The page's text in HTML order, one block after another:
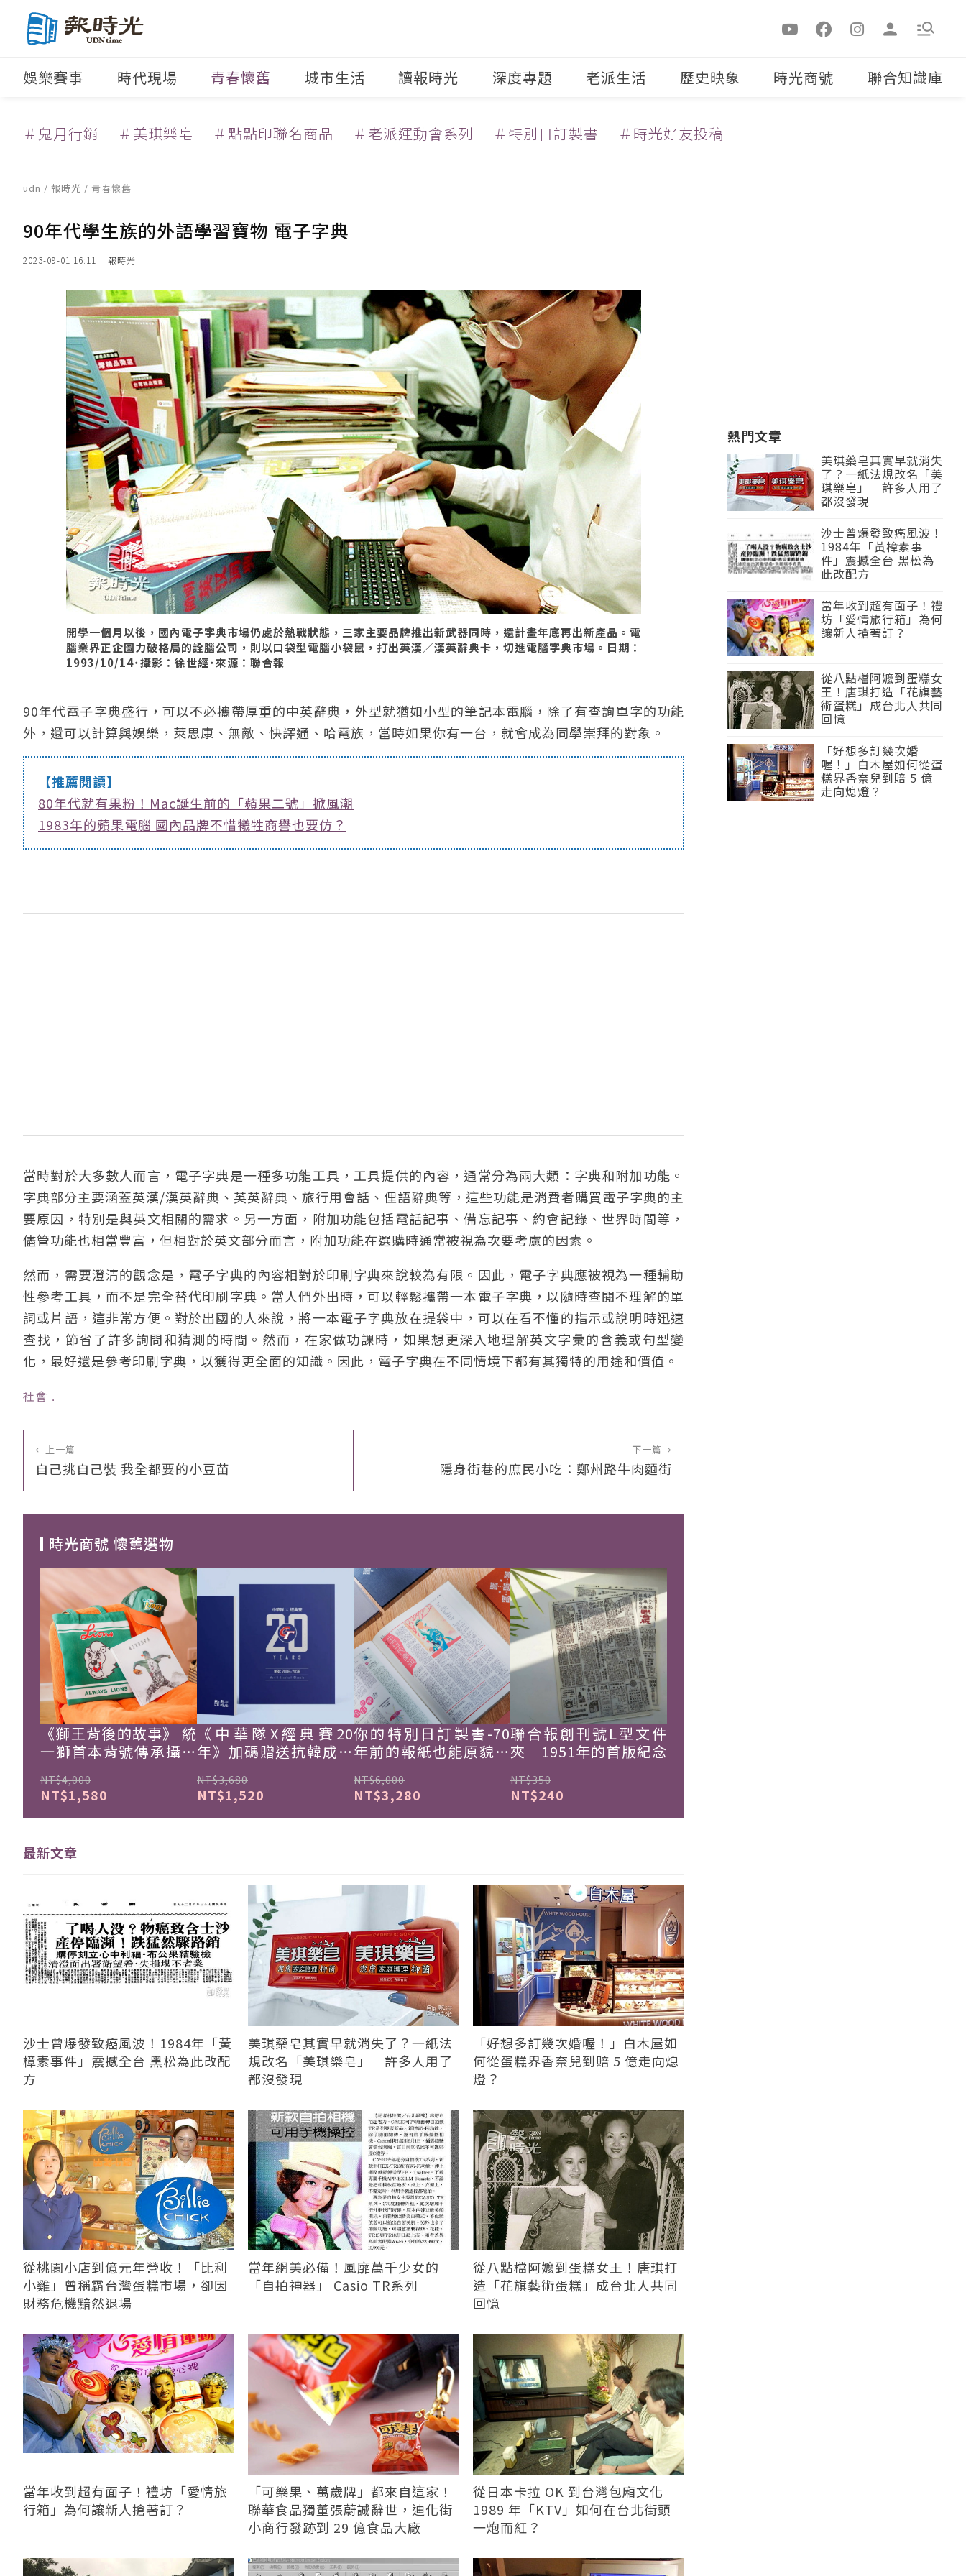
娛樂賽事 時代現場 青春懷舊 城市生活 讀報時光 深度專題 老派生活 歷史映象 時光商號 聯合知識庫
＃鬼月行銷 ＃美琪樂皂 ＃點點印聯名商品 ＃老派運動會系列 ＃特別日訂製書 ＃時光好友投稿
udn / 報時光 / 青春懷舊
90年代學生族的外語學習寶物 電子字典
2023-09-01 16:11 報時光
開學一個月以後，國內電子字典市場仍處於熱戰狀態，三家主要品牌推出新武器同時，還計畫年底再出新產品。電
腦業界正企圖力破格局的詮腦公司，則以口袋型電腦小袋鼠，打出英漢╱漢英辭典卡，切進電腦字典市場。日期：
1993/10/14˙攝影：徐世經˙來源：聯合報
90年代電子字典盛行，可以不必攜帶厚重的中英辭典，外型就猶如小型的筆記本電腦，除了有查詢單字的功能
外，還可以計算與娛樂，萊思康、無敵、快譯通、哈電族，當時如果你有一台，就會成為同學崇拜的對象。
【推薦閱讀】
80年代就有果粉！Mac誕生前的「蘋果二號」掀風潮
1983年的蘋果電腦 國內品牌不惜犧牲商譽也要仿？
當時對於大多數人而言，電子字典是一種多功能工具，工具提供的內容，通常分為兩大類：字典和附加功能。
字典部分主要涵蓋英漢/漢英辭典、英英辭典、旅行用會話、俚語辭典等，這些功能是消費者購買電子字典的主
要原因，特別是與英文相關的需求。另一方面，附加功能包括電話記事、備忘記事、約會記錄、世界時間等，
儘管功能也相當豐富，但相對於英文部分而言，附加功能在選購時通常被視為次要考慮的因素。
然而，需要澄清的觀念是，電子字典的內容相對於印刷字典來說較為有限。因此，電子字典應被視為一種輔助
性參考工具，而不是完全替代印刷字典。當人們外出時，可以輕鬆攜帶一本電子字典，以隨時查閱不理解的單
詞或片語，這非常方便。對於出國的人來說，將一本電子字典放在提袋中，可以在看不懂的指示或說明時迅速
查找，節省了許多詢問和猜測的時間。然而，在家做功課時，如果想更深入地理解英文字彙的含義或句型變
化，最好還是參考印刷字典，以獲得更全面的知識。因此，電子字典在不同情境下都有其獨特的用途和價值。
社會 ﹒
←上一篇
自己挑自己裝 我全都要的小豆苗
下一篇→
隱身街巷的庶民小吃：鄭州路牛肉麵街
時光商號 懷舊選物
《獅王背後的故事》 統
一獅首本背號傳承攝影
NT$4,000
NT$1,580
《中華隊X經典賽20
年》加碼贈送抗韓成功
NT$3,680
NT$1,520
你的特別日訂製書-70
年前的報紙也能原貌重
NT$6,000
NT$3,280
聯合報創刊號L型文件
夾｜1951年的首版紀念
NT$350
NT$240
最新文章
沙士曾爆發致癌風波！1984年「黃
樟素事件」震撼全台 黑松為此改配
方
美琪藥皂其實早就消失了？一紙法
規改名「美琪樂皂」 許多人用了
都沒發現
「好想多訂幾次婚喔！」白木屋如
何從蛋糕界香奈兒到賠 5 億走向熄
燈？
從桃園小店到億元年營收！「比利
小雞」曾稱霸台灣蛋糕市場，卻因
財務危機黯然退場
當年網美必備！風靡萬千少女的
「自拍神器」 Casio TR系列
從八點檔阿嬤到蛋糕女王！唐琪打
造「花旗藝術蛋糕」成台北人共同
回憶
當年收到超有面子！禮坊「愛情旅
行箱」為何讓新人搶著訂？
「可樂果、萬歲牌」都來自這家！
聯華食品獨董張蔚誠辭世，迪化街
小商行發跡到 29 億食品大廠
從日本卡拉 OK 到台灣包廂文化
1989 年「KTV」如何在台北街頭
一炮而紅？
熱門文章
美琪藥皂其實早就消失
了？一紙法規改名「美
琪樂皂」 許多人用了
都沒發現
沙士曾爆發致癌風波！
1984年「黃樟素事
件」震撼全台 黑松為
此改配方
當年收到超有面子！禮
坊「愛情旅行箱」為何
讓新人搶著訂？
從八點檔阿嬤到蛋糕女
王！唐琪打造「花旗藝
術蛋糕」成台北人共同
回憶
「好想多訂幾次婚
喔！」白木屋如何從蛋
糕界香奈兒到賠 5 億
走向熄燈？